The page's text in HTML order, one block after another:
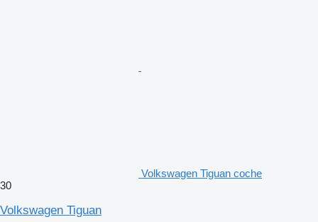
Volkswagen Tiguan coche
30
Volkswagen Tiguan